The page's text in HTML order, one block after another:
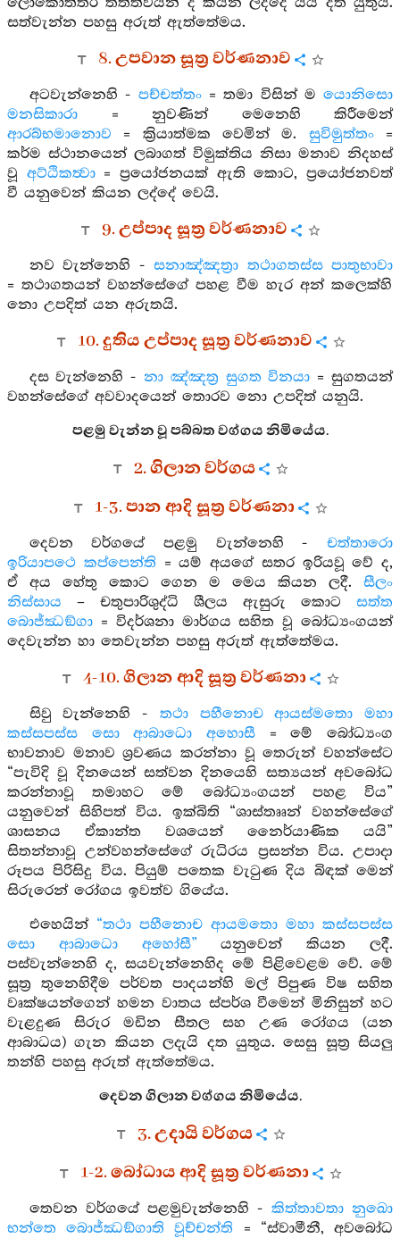
සත්වැන්න පහසු අරුත් ඇත්තේමය.
8. උපවාන සූත්‍ර වර්ණනාව
අටවැන්නෙහි -පච්චත්තං = තමා විසින් මයොනිසො
මනසිකාරා = නුවණින් මෙනෙහි කිරීමෙන්
ආරබ්භමානොව = ක්‍රියාත්මක වෙමින් ම. සුවිමුත්තං=
කර්ම ස්ථානයෙන් ලබාගත් විමුක්තිය නිසා මනාව නිදහස්
වූ අට්ඨිකත්‍වා= ප්‍රයෝජනයක් ඇති කොට, ප්‍රයෝජනවත්
වී යනුවෙන් කියන ලද්දේ වෙයි.
9. උප්පාද සූත්‍ර වර්ණනාව
නව වැන්නෙහි -සනාඤ්ඤත්‍රා තථාගතස්ස පාතුභාවා
= තථාගතයන් වහන්සේගේ පහළ වීම හැර අන් කලෙක්හි
නො උපදිත් යන අරුතයි.
10. දුතිය උප්පාද සූත්‍ර වර්ණනාව
දස වැන්නෙහි -නා ඤ්ඤත්‍ර සුගත විනයා = සුගතයන්
වහන්සේගේ අවවාදයෙන් තොරව නො උපදිත් යනුයි.
පළමු වැන්න වූ පබ්බත වග්ගය නිමියේය.
2. ගිලාන වර්ගය
1-3. පාන ආදි සූත්‍ර වර්ණනා
දෙවන වර්ගයේ පළමු වැන්නෙහි - චත්තාරො
ඉරියාපථෙ කප්පෙන්ති = යම් අයගේ සතර ඉරියවූ වේ ද,
ඒ අය හේතු කොට ගෙන ම මෙය කියන ලදී. සීලං
නිස්සාය – චතුපාරිශුද්ධි ශීලය ඇසුරු කොට සත්ත
බොජ්ඣඞ්ගා = විදර්ශනා මාර්ගය සහිත වූ බෝධ්‍යංගයන්
දෙවැන්න හා තෙවැන්න පහසු අරුත් ඇත්තේමය.
4-10. ගිලාන ආදි සූත්‍ර වර්ණනා
සිවු වැන්නෙහි - තථා පහීනොච ආයස්මතො මහා
කස්සපස්ස සො ආබාධො අහොසී = මේ බෝධ්‍යංග
භාවනාව මනාව ශ්‍රවණය කරන්නා වූ තෙරුන් වහන්සේට
“පැවිදි වූ දිනයෙන් සත්වන දිනයෙහි සත්‍යයන් අවබෝධ
කරන්නාවූ තමාහට මේ බෝධ්‍යංගයන් පහළ විය”
යනුවෙන් සිහිපත් විය. ඉක්බිති “ශාස්තෲන් වහන්සේගේ
ශාසනය ඒකාන්ත වශයෙන් නෛර්යාණික යයි”
සිතන්නාවූ උන්වහන්සේගේ රුධිරය ප්‍රසන්න විය. උපාදා
රූපය පිරිසිදු විය. පියුම් පතෙක වැටුණ දිය බිඳක් මෙන්
සිරුරෙන් රෝගය ඉවත්ව ගියේය.
එහෙයින් “තථා පහීනොච ආයමතො මහා කස්සපස්ස
සො ආබාධො අහෝසී” යනුවෙන් කියන ලදී.
පස්වැන්නෙහි ද, සයවැන්නෙහිද මේ පිළිවෙළම වේ. මේ
සූත්‍ර තුනෙහිදීම පර්වත පාදයන්හි මල් පිපුණ විෂ සහිත
වෘක්ෂයන්ගෙන් හමන වාතය ස්පර්ශ වීමෙන් මිනිසුන් හට
වැළදුණ සිරුර මඩින සීතල සහ උණ රෝගය (යන
ආබාධය) ගැන කියන ලදැයි දත යුතුය. සෙසු සූත්‍ර සියලු
තන්හි පහසු අරුත් ඇත්තේමය.
දෙවන ගිලාන වග්ගය නිමියේය.
3. උදායි වර්ගය
1-2. බෝධාය ආදි සූත්‍ර වර්ණනා
තෙවන වර්ගයේ පළමුවැන්නෙහි - කිත්තාවතා නුඛො
භන්තෙ බොජ්ඣඞ්ගාති වූච්චන්ති = “ස්වාමීනී, අවබෝධ